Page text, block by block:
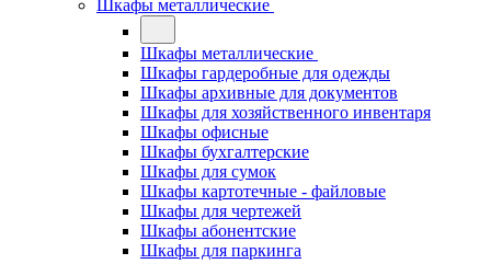
Шкафы металлические
Шкафы металлические
Шкафы гардеробные для одежды
Шкафы архивные для документов
Шкафы для хозяйственного инвентаря
Шкафы офисные
Шкафы бухгалтерские
Шкафы для сумок
Шкафы картотечные - файловые
Шкафы для чертежей
Шкафы абонентские
Шкафы для паркинга